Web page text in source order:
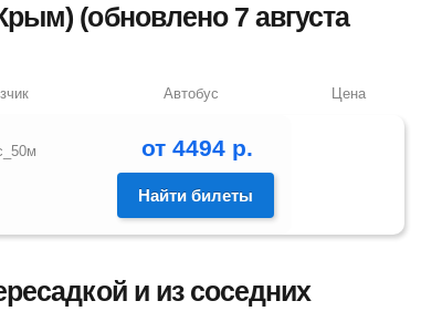
(обновлено 7 августа
Автобус Цена
от 4494 р.
Найти билеты
и из соседних